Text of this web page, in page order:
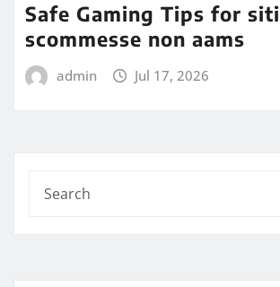
Safe Gaming Tips for siti
scommesse non aams
admin Jul 17, 2026